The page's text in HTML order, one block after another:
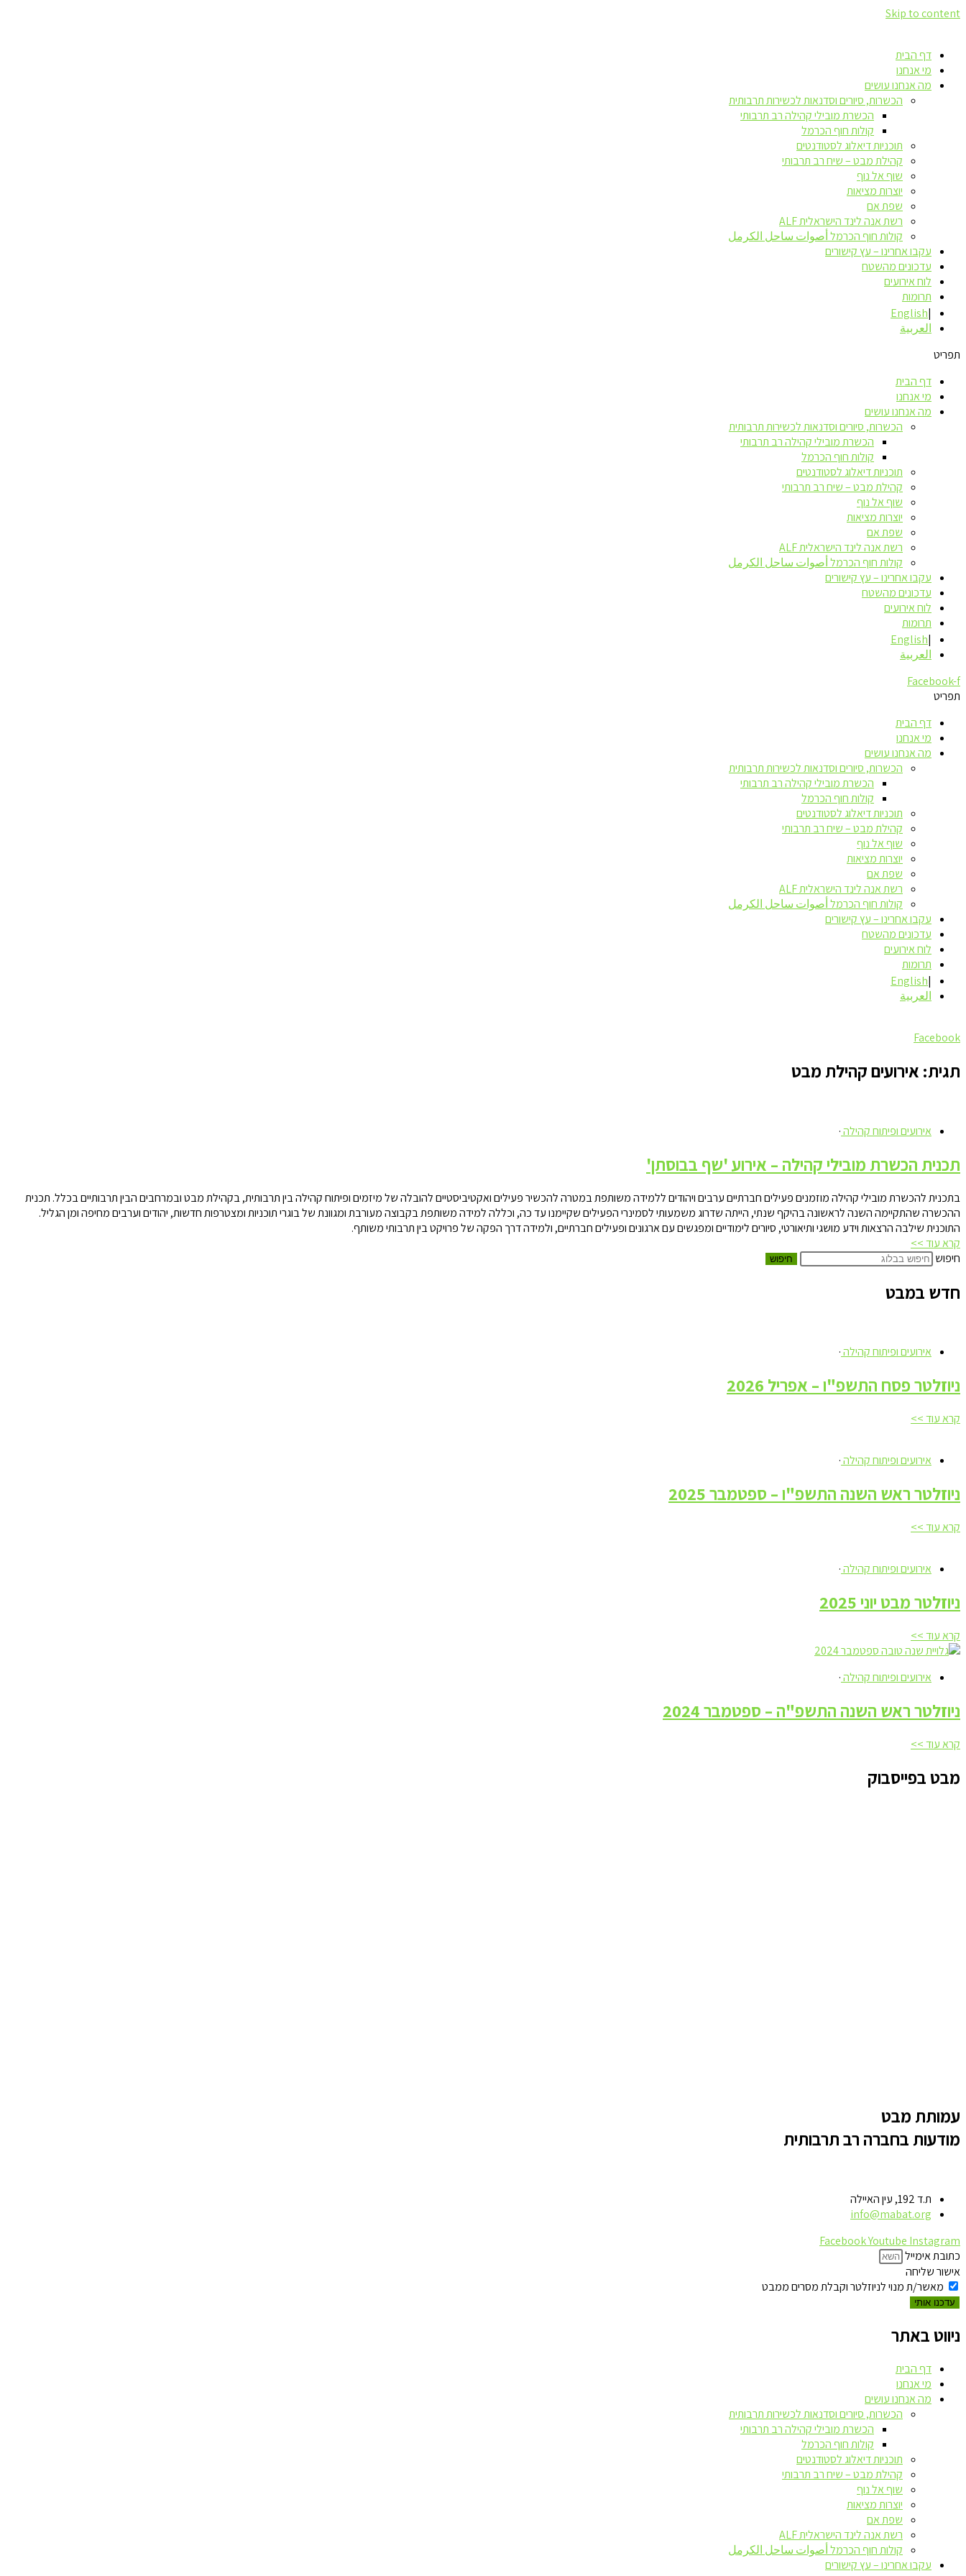
Skip to content
דף הבית
מי אנחנו
מה אנחנו עושים
הכשרות, סיורים וסדנאות לכשירות תרבותית
הכשרת מובילי קהילה רב תרבותי
קולות חוף הכרמל
תוכניות דיאלוג לסטודנטים
קהילת מבט – שיח רב תרבותי
שוף אל נוף
יוצרות מציאות
שפת אם
רשת אנה לינד הישראלית ALF
קולות חוף הכרמל أصوات ساحل الكرمل
עקבו אחרינו – עץ קישורים
עדכונים מהשטח
לוח אירועים
תרומות
English
العربية
תפריט
דף הבית
מי אנחנו
מה אנחנו עושים
הכשרות, סיורים וסדנאות לכשירות תרבותית
הכשרת מובילי קהילה רב תרבותי
קולות חוף הכרמל
תוכניות דיאלוג לסטודנטים
קהילת מבט – שיח רב תרבותי
שוף אל נוף
יוצרות מציאות
שפת אם
רשת אנה לינד הישראלית ALF
קולות חוף הכרמל أصوات ساحل الكرمل
עקבו אחרינו – עץ קישורים
עדכונים מהשטח
לוח אירועים
תרומות
English
العربية
Facebook-f
תפריט
דף הבית
מי אנחנו
מה אנחנו עושים
הכשרות, סיורים וסדנאות לכשירות תרבותית
הכשרת מובילי קהילה רב תרבותי
קולות חוף הכרמל
תוכניות דיאלוג לסטודנטים
קהילת מבט – שיח רב תרבותי
שוף אל נוף
יוצרות מציאות
שפת אם
רשת אנה לינד הישראלית ALF
קולות חוף הכרמל أصوات ساحل الكرمل
עקבו אחרינו – עץ קישורים
עדכונים מהשטח
לוח אירועים
תרומות
English
العربية
Facebook
תגית: אירועים קהילת מבט
אירועים ופיתוח קהילה·
תכנית הכשרת מובילי קהילה – אירוע 'שף בבוסתן'
בתכנית להכשרת מובילי קהילה מוזמנים פעילים חברתיים ערבים ויהודים ללמידה משותפת במטרה להכשיר פעילים ואקטיביסטיים להובלה של מיזמים ופיתוח קהילה בין תרבותית, בקהילת מבט ובמרחבים הבין תרבותיים בכלל. תכנית
ההכשרה שהתקיימה השנה לראשונה בהיקף שנתי, הייתה שדרוג משמעותי לסמינרי הפעילים שקיימנו עד כה, וכללה למידה משותפת בקבוצה מעורבת ומגוונת של בוגרי תוכניות ומצטרפות חדשות, יהודים וערבים מחיפה ומן הגליל.
התוכנית שילבה הרצאות וידע מושגי ותיאורטי, סיורים לימודיים ומפגשים עם ארגונים ופעילים חברתיים, ולמידה דרך הפקה של פרויקט בין תרבותי משותף.
קרא עוד >>
חיפוש
חיפוש
חדש במבט
אירועים ופיתוח קהילה·
ניוזלטר פסח התשפ"ו – אפריל 2026
קרא עוד >>
אירועים ופיתוח קהילה·
ניוזלטר ראש השנה התשפ"ו – ספטמבר 2025
קרא עוד >>
אירועים ופיתוח קהילה·
ניוזלטר מבט יוני 2025
קרא עוד >>
אירועים ופיתוח קהילה·
ניוזלטר ראש השנה התשפ"ה – ספטמבר 2024
קרא עוד >>
מבט בפייסבוק
עמותת מבט
מודעות בחברה רב תרבותית
ת.ד 192, עין האיילה
info@mabat.org
FacebookYoutube Instagram
כתובת אימייל
אישור שליחה
מאשר/ת מנוי לניוזלטר וקבלת מסרים ממבט
עדכנו אותי
ניווט באתר
דף הבית
מי אנחנו
מה אנחנו עושים
הכשרות, סיורים וסדנאות לכשירות תרבותית
הכשרת מובילי קהילה רב תרבותי
קולות חוף הכרמל
תוכניות דיאלוג לסטודנטים
קהילת מבט – שיח רב תרבותי
שוף אל נוף
יוצרות מציאות
שפת אם
רשת אנה לינד הישראלית ALF
קולות חוף הכרמל أصوات ساحل الكرمل
עקבו אחרינו – עץ קישורים